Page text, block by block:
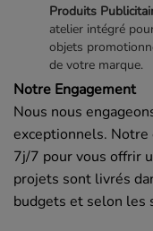
Produits
atelier intégré
objets
de votre marque.
Notre Engagement
Nous nous
exceptionnels.
7j/7 pour vous offrir
projets sont livrés
budgets et selon les